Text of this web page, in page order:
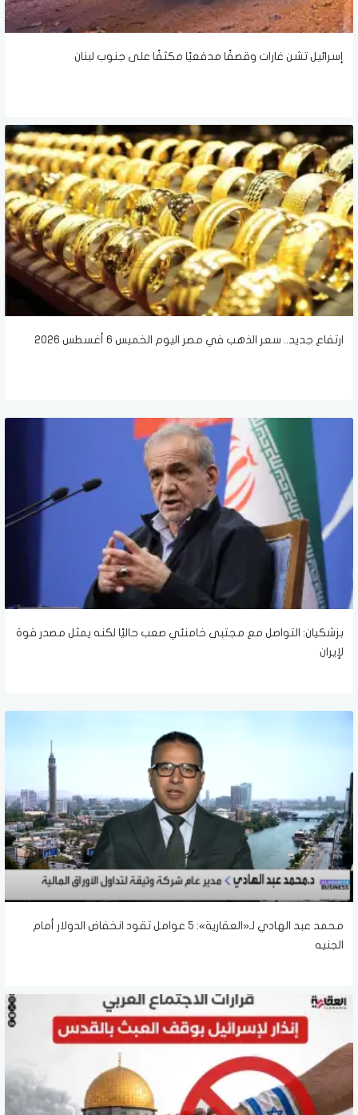
إسرائيل تشن غارات وقصفًا مدفعيًا مكثفًا على جنوب لبنان
ارتفاع جديد.. سعر الذهب في مصر اليوم الخميس 6 أغسطس 2026
بزشكيان: التواصل مع مجتبى خامنئي صعب حاليًا لكنه يمثل مصدر قوة
لإيران
محمد عبد الهادي لـ«العقارية»: 5 عوامل تقود انخفاض الدولار أمام
الجنيه